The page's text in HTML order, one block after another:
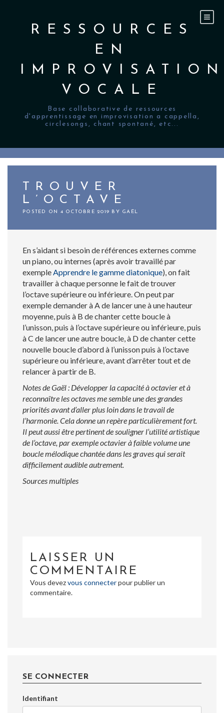
RESSOURCES
EN
VOCALE
Base collaborative de ressources
d'apprentissage en improvisation a cappella,
circlesongs, chant spontané, etc...
TROUVER
L’OCTAVE
POSTED ON 4 OCTOBRE 2019 BY GAËL
En s’aidant si besoin de références externes comme
un piano, ou internes (après avoir travaillé par
exempleApprendre le gamme diatonique), on fait
travailler à chaque personne le fait de trouver
l’octave supérieure ou inférieure. On peut par
exemple demander à A de lancer une à une hauteur
moyenne, puis à B de chanter cette boucle à
l’unisson, puis à l’octave supérieure ou inférieure, puis
à C de lancer une autre boucle, à D de chanter cette
nouvelle boucle d’abord à l’unisson puis à l’octave
supérieure ou inférieure, avant d’arrêter tout et de
relancer à partir de B.
Notes de Gaël : Développer la capacité à octavier et à
reconnaître les octaves me semble une des grandes
priorités avant d’aller plus loin dans le travail de
l’harmonie. Cela donne un repère particulièrement fort.
Il peut aussi être pertinent de souligner l’utilité artistique
de l’octave, par exemple octavier à faible volume une
boucle mélodique chantée dans les graves qui serait
difficilement audible autrement.
Sources multiples
LAISSER UN
COMMENTAIRE
Vous devezvous connecterpour publier un
commentaire.
SE CONNECTER
Identifiant